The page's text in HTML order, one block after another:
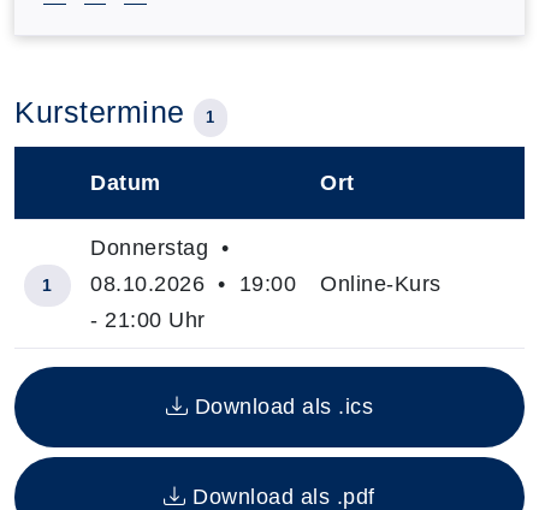
Kurstermine 1
Insgesamt gibt es 1 Termine zum diesen Kurs
Datum Ort
1
Donnerstag •
08.10.2026 • 19:00
- 21:00 Uhr
Online-Kurs
Download als .ics
Download als .pdf